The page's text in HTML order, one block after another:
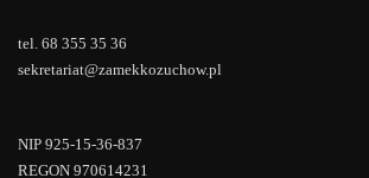
tel. 68 355 35 36
sekretariat@zamekkozuchow.pl
NIP 925-15-36-837
REGON 970614231